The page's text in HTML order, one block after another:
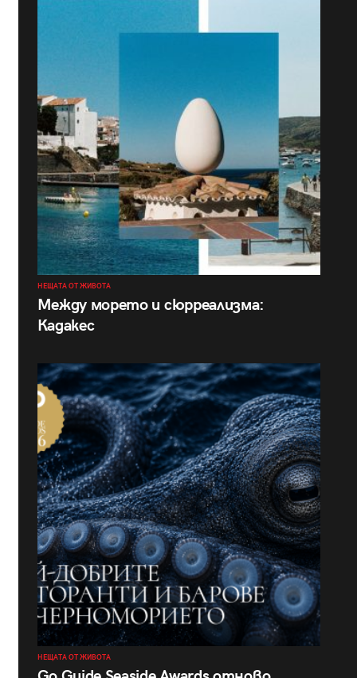
НЕЩАТА ОТ ЖИВОТА
Между морето и сюрреализма:
Кадакес
НЕЩАТА ОТ ЖИВОТА